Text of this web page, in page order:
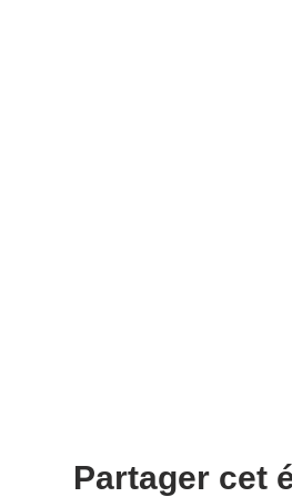
Partager cet